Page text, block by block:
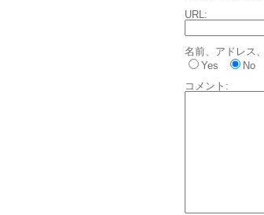
URL:
名前、アドレス
Yes
No
コメント: